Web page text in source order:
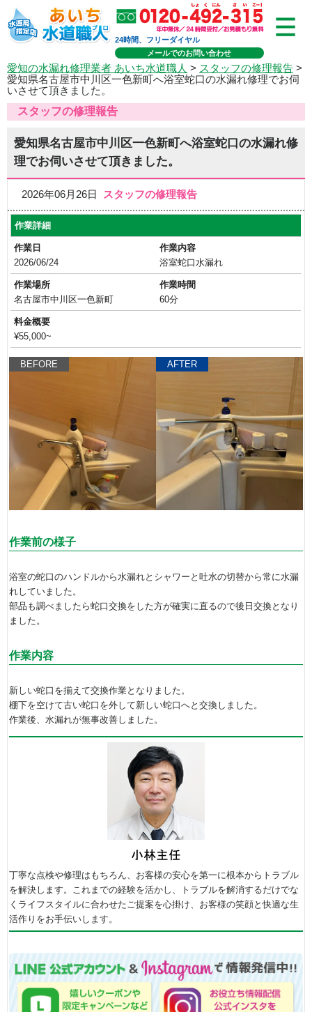
24時間、フリーダイヤル
メールでのお問い合わせ
愛知の水漏れ修理業者 あいち水道職人 > スタッフの修理報告 >
愛知県名古屋市中川区一色新町へ浴室蛇口の水漏れ修理でお伺
いさせて頂きました。
スタッフの修理報告
愛知県名古屋市中川区一色新町へ浴室蛇口の水漏れ修
理でお伺いさせて頂きました。
2026年06月26日 スタッフの修理報告
作業詳細
作業日
2026/06/24
作業内容
浴室蛇口水漏れ
作業場所
名古屋市中川区一色新町
作業時間
60分
料金概要
¥55,000~
BEFORE AFTER
作業前の様子
浴室の蛇口のハンドルから水漏れとシャワーと吐水の切替から常に水漏
れしていました。
部品も調べましたら蛇口交換をした方が確実に直るので後日交換となり
ました。
作業内容
新しい蛇口を揃えて交換作業となりました。
棚下を空けて古い蛇口を外して新しい蛇口へと交換しました。
作業後、水漏れが無事改善しました。
丁寧な点検や修理はもちろん、お客様の安心を第一に根本からトラブル
を解決します。これまでの経験を活かし、トラブルを解消するだけでな
くライフスタイルに合わせたご提案を心掛け、お客様の笑顔と快適な生
活作りをお手伝いします。